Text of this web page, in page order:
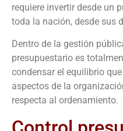
requiere invertir desde un
toda la nación, desde sus
Dentro de la gestión
presupuestario es
condensar el equilibrio
aspectos de la
respecta al ordenamiento.